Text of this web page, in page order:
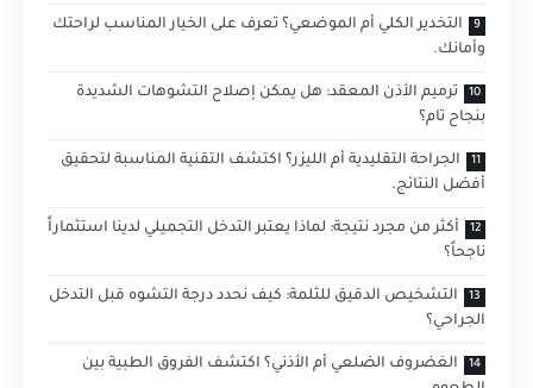
التخدير الكلي أم الموضعي؟ تعرف على الخيار المناسب لراحتك
وأمانك.
ترميم الأذن المعقد: هل يمكن إصلاح التشوهات الشديدة
بنجاح تام؟
الجراحة التقليدية أم الليزر؟ اكتشف التقنية المناسبة لتحقيق
أفضل النتائج.
أكثر من مجرد نتيجة: لماذا يعتبر التدخل التجميلي لدينا استثماراً
ناجحاً؟
التشخيص الدقيق للثلمة: كيف نحدد درجة التشوه قبل التدخل
الجراحي؟
الغضروف الضلعي أم الأذني؟ اكتشف الفروق الطبية بين